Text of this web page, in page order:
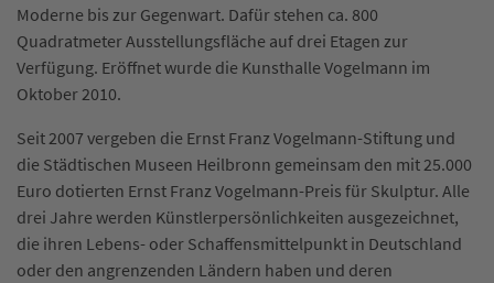
Moderne bis zur Gegenwart. Dafür stehen ca. 800
Quadratmeter Ausstellungsfläche auf drei Etagen zur
Verfügung. Eröffnet wurde die Kunsthalle Vogelmann im
Oktober 2010.
Seit 2007 vergeben die Ernst Franz Vogelmann-Stiftung und
die Städtischen Museen Heilbronn gemeinsam den mit 25.000
Euro dotierten Ernst Franz Vogelmann-Preis für Skulptur. Alle
drei Jahre werden Künstlerpersönlichkeiten ausgezeichnet,
die ihren Lebens- oder Schaffensmittelpunkt in Deutschland
oder den angrenzenden Ländern haben und deren